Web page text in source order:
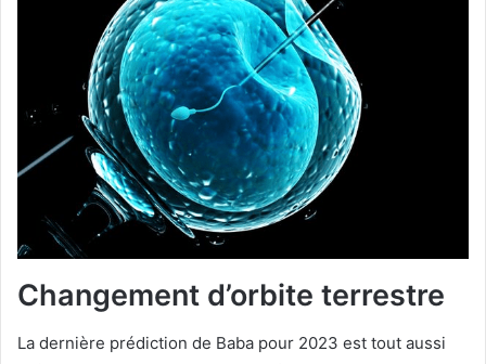
Changement d’orbite terrestre
La dernière prédiction de Baba pour 2023 est tout aussi